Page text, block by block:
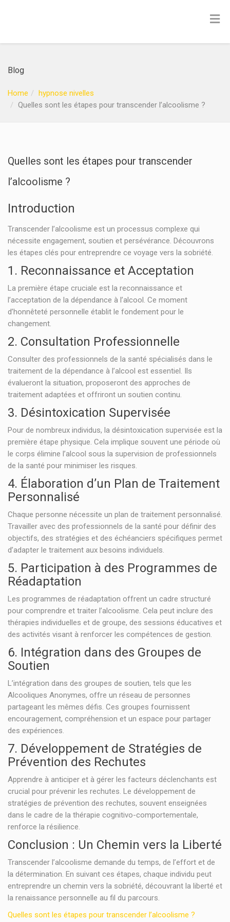
Blog
Home
hypnose nivelles
Quelles sont les étapes pour transcender l’alcoolisme ?
Quelles sont les étapes pour transcender
l’alcoolisme ?
Introduction
Transcender l’alcoolisme est un processus complexe qui
nécessite engagement, soutien et persévérance. Découvrons
les étapes clés pour entreprendre ce voyage vers la sobriété.
1. Reconnaissance et Acceptation
La première étape cruciale est la reconnaissance et
l’acceptation de la dépendance à l’alcool. Ce moment
d’honnêteté personnelle établit le fondement pour le
changement.
2. Consultation Professionnelle
Consulter des professionnels de la santé spécialisés dans le
traitement de la dépendance à l’alcool est essentiel. Ils
évalueront la situation, proposeront des approches de
traitement adaptées et offriront un soutien continu.
3. Désintoxication Supervisée
Pour de nombreux individus, la désintoxication supervisée est la
première étape physique. Cela implique souvent une période où
le corps élimine l’alcool sous la supervision de professionnels
de la santé pour minimiser les risques.
4. Élaboration d’un Plan de Traitement
Personnalisé
Chaque personne nécessite un plan de traitement personnalisé.
Travailler avec des professionnels de la santé pour définir des
objectifs, des stratégies et des échéanciers spécifiques permet
d’adapter le traitement aux besoins individuels.
5. Participation à des Programmes de
Réadaptation
Les programmes de réadaptation offrent un cadre structuré
pour comprendre et traiter l’alcoolisme. Cela peut inclure des
thérapies individuelles et de groupe, des sessions éducatives et
des activités visant à renforcer les compétences de gestion.
6. Intégration dans des Groupes de
Soutien
L’intégration dans des groupes de soutien, tels que les
Alcooliques Anonymes, offre un réseau de personnes
partageant les mêmes défis. Ces groupes fournissent
encouragement, compréhension et un espace pour partager
des expériences.
7. Développement de Stratégies de
Prévention des Rechutes
Apprendre à anticiper et à gérer les facteurs déclenchants est
crucial pour prévenir les rechutes. Le développement de
stratégies de prévention des rechutes, souvent enseignées
dans le cadre de la thérapie cognitivo-comportementale,
renforce la résilience.
Conclusion : Un Chemin vers la Liberté
Transcender l’alcoolisme demande du temps, de l’effort et de
la détermination. En suivant ces étapes, chaque individu peut
entreprendre un chemin vers la sobriété, découvrant la liberté et
la renaissance personnelle au fil du parcours.
Quelles sont les étapes pour transcender l’alcoolisme ?